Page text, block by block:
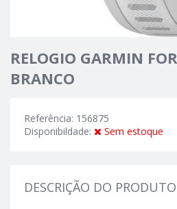
RELOGIO GARMIN
BRANCO
Referência: 156875
Disponibildade:
Sem estoque
DESCRIÇÃO DO PRODUTO